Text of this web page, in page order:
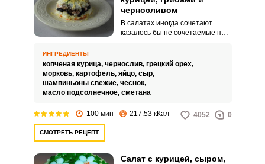
черносливом
В салатах иногда сочетают
казалось бы не сочетаемые по
получаются очень необычно и
интересно.
ИНГРЕДИЕНТЫ
копченая курица, чернослив, грецкий орех,
морковь, картофель, яйцо, сыр,
шампиньоны свежие, чеснок,
масло подсолнечное, сметана
100 мин 217.53 кКал 4052 0
СМОТРЕТЬ РЕЦЕПТ
Салат с курицей, сыром,